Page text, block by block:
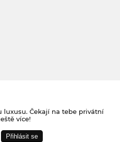
luxusu. Čekají na tebe privátní
více!